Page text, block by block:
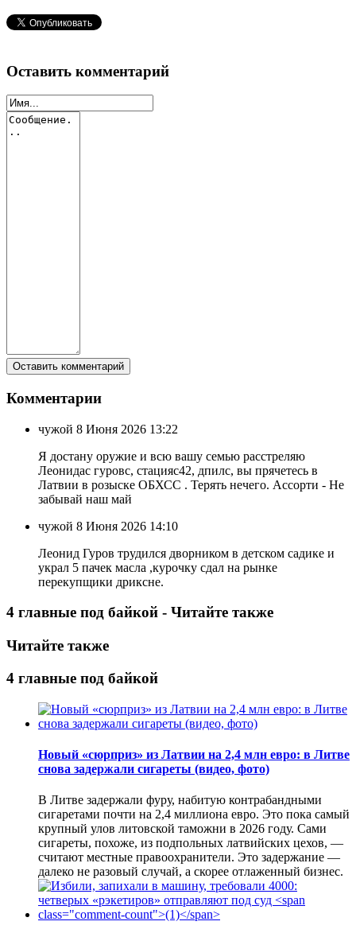
Оставить комментарий
Комментарии
чужой 8 Июня 2026 13:22
Я достану оружие и всю вашу семью расстреляю
Леонидас гуровс, стацияс42, дпилс, вы прячетесь в
Латвии в розыске ОБХСС . Терять нечего. Ассорти - Не
забывай наш май
чужой 8 Июня 2026 14:10
Леонид Гуров трудился дворником в детском садике и
украл 5 пачек масла ,курочку сдал на рынке
перекупщики дриксне.
4 главные под байкой - Читайте также
Читайте также
4 главные под байкой
Новый «сюрприз» из Латвии на 2,4 млн евро: в Литве
снова задержали сигареты (видео, фото)
В Литве задержали фуру, набитую контрабандными
сигаретами почти на 2,4 миллиона евро. Это пока самый
крупный улов литовской таможни в 2026 году. Сами
сигареты, похоже, из подпольных латвийских цехов, —
считают местные правоохранители. Это задержание —
далеко не разовый случай, а скорее отлаженный бизнес.